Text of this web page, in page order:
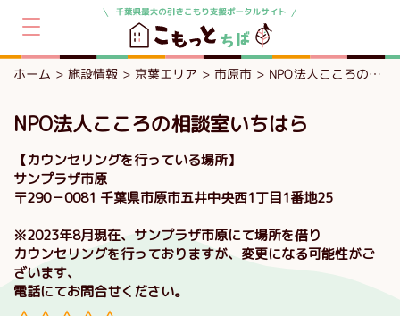
ホーム 施設情報 京葉エリア 市原市 NPO法人こころの相談室いちはら
NPO法人こころの相談室いちはら
【カウンセリングを行っている場所】
サンプラザ市原
〒290－0081 千葉県市原市五井中央西1丁目1番地25
※2023年8月現在、サンプラザ市原にて場所を借り
カウンセリングを行っておりますが、変更になる可能性がご
ざいます、
電話にてお問合せください。